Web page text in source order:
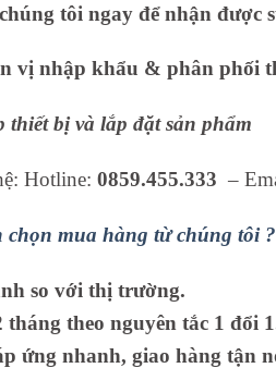
tôi ngay để nhận được
vị nhập khẩu & phân phối
thiết bị và lắp đặt sản phẩm
Hotline: 0859.455.333 –
chọn mua hàng từ chúng tôi ?
so với thị trường.
tháng theo nguyên tắc 1 đổi
ứng nhanh, giao hàng tận